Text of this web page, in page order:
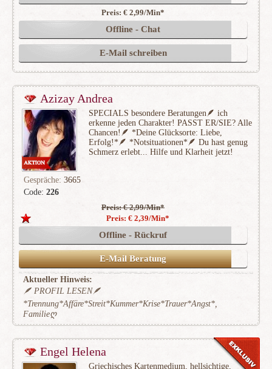
Preis: € 2,99/Min*
Offline - Chat
E-Mail schreiben
Azizay Andrea
Code: 226
SPECIALS besondere Beratungen🪶 ich
erkenne jeden Charakter! PASST ER/SIE? Alle
Chancen!🪶 *Deine Glücksorte: Liebe,
Erfolg!*🪶 *Notsituationen*🪶 Du hast genug
Schmerz erlebt... Hilfe und Klarheit jetzt!
Gespräche: 3665
Preis: € 2,99/Min*
Preis: € 2,39/Min*
Offline - Rückruf
E-Mail Beratung
Aktueller Hinweis:
🪶 PROFIL LESEN🪶
*Trennung*Affäre*Streit*Kummer*Krise*Trauer*Angst*,
Familieღ
Engel Helena
Griechisches Kartenmedium, hellsichtige,